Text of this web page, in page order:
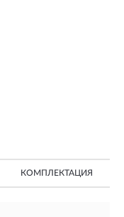
КОМПЛЕКТАЦИЯ